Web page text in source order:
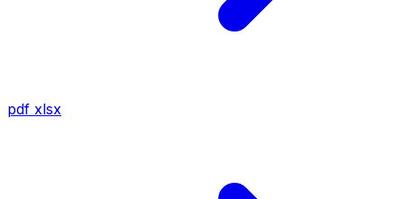
pdf xlsx